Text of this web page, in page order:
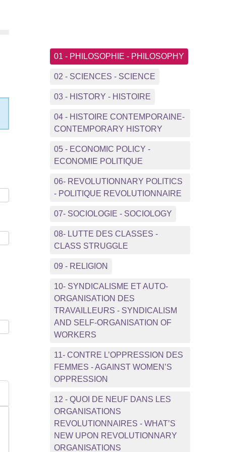
01 - PHILOSOPHIE - PHILOSOPHY
02 - SCIENCES - SCIENCE
03 - HISTORY - HISTOIRE
04 - HISTOIRE CONTEMPORAINE-
CONTEMPORARY HISTORY
05 - ECONOMIC POLICY -
ECONOMIE POLITIQUE
06- REVOLUTIONNARY POLITICS
- POLITIQUE REVOLUTIONNAIRE
07- SOCIOLOGIE - SOCIOLOGY
08- LUTTE DES CLASSES -
CLASS STRUGGLE
09 - RELIGION
10- SYNDICALISME ET AUTO-
ORGANISATION DES
TRAVAILLEURS - SYNDICALISM
AND SELF-ORGANISATION OF
WORKERS
11- CONTRE L’OPPRESSION DES
FEMMES - AGAINST WOMEN’S
OPPRESSION
12 - QUOI DE NEUF DANS LES
ORGANISATIONS
REVOLUTIONNAIRES - WHAT’S
NEW UPON REVOLUTIONNARY
ORGANISATIONS